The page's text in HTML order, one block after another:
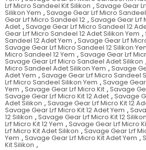
Lrf Micro Sandeel Kit Silikon , Savage Gear
Silikon Yem , Savage Gear Lrf Micro
Gear Lrf Micro Sandeel 12 , Savage Gear Lrf
Adet , Savage Gear Lrf Micro Sandeel 12
Gear Lrf Micro Sandeel 12 Adet Silikon Yem ,
Sandeel 12 Adet Yem , Savage Gear Lrf
Savage Gear Lrf Micro Sandeel 12 Silikon
Micro Sandeel 12 Yem , Savage Gear Lrf
Savage Gear Lrf Micro Sandeel Adet Silikon ,
Micro Sandeel Adet Silikon Yem , Savage
Adet Yem , Savage Gear Lrf Micro Sandeel
Lrf Micro Sandeel Silikon Yem , Savage
Yem , Savage Gear Lrf Micro Kit , Savage
Savage Gear Lrf Micro Kit 12 Adet , Savage
Adet Silikon , Savage Gear Lrf Micro Kit 12
Savage Gear Lrf Micro Kit 12 Adet Yem ,
12 Silikon , Savage Gear Lrf Micro Kit 12
Lrf Micro Kit 12 Yem , Savage Gear Lrf Micro
Lrf Micro Kit Adet Silikon , Savage Gear Lrf
Yem , Savage Gear Lrf Micro Kit Adet Yem ,
Kit Silikon ,